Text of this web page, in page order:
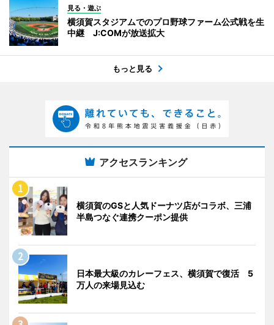
見る・遊ぶ
横須賀スタジアムでのプロ野球ファーム公式戦を生
中継 J:COMが放送拡大
もっと見る
アクセスランキング
横須賀のGSと人気ドーナツ店がコラボ、三浦
半島つなぐ連携クーポン提供
日本最大級のカレーフェス、横須賀で復活 5
万人の来場見込む